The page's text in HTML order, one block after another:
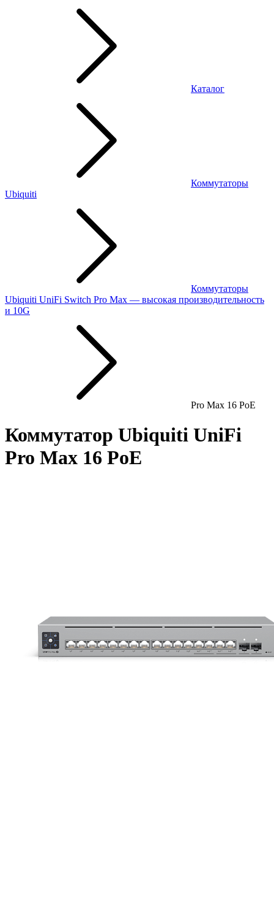
Каталог
Коммутаторы
Ubiquiti
Коммутаторы
Ubiquiti UniFi Switch Pro Max — высокая производительность
и 10G
Pro Max 16 PoE
Коммутатор Ubiquiti UniFi
Pro Max 16 PoE